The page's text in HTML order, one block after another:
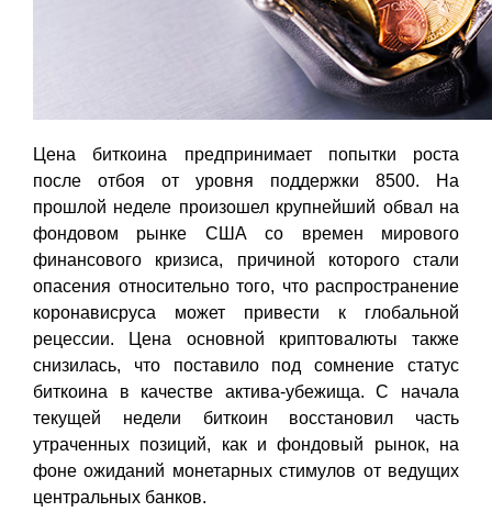
Цена биткоина предпринимает попытки роста
после отбоя от уровня поддержки 8500. На
прошлой неделе произошел крупнейший обвал на
фондовом рынке США со времен мирового
финансового кризиса, причиной которого стали
опасения относительно того, что распространение
коронависруса может привести к глобальной
рецессии. Цена основной криптовалюты также
снизилась, что поставило под сомнение статус
биткоина в качестве актива-убежища. С начала
текущей недели биткоин восстановил часть
утраченных позиций, как и фондовый рынок, на
фоне ожиданий монетарных стимулов от ведущих
центральных банков.